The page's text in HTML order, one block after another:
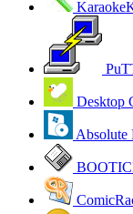
Desktop
Absolute